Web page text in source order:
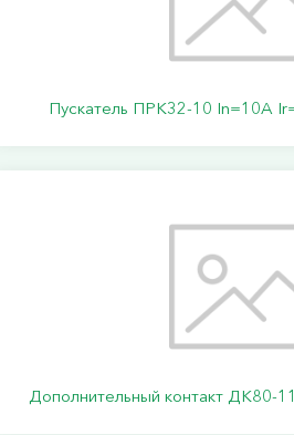
Пускатель ПРК32-10 In=10A
Дополнительный контакт ДК80-